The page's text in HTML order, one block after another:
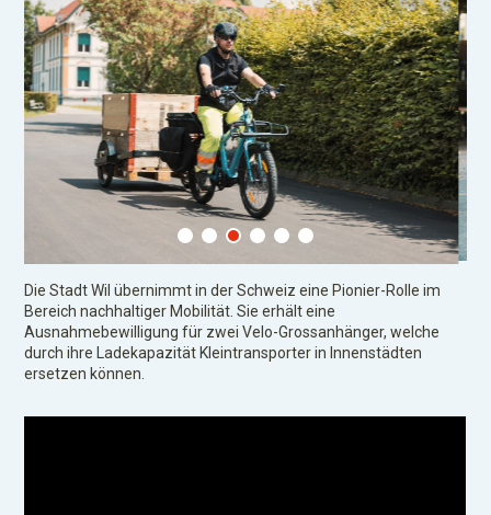
Die Stadt Wil übernimmt in der Schweiz eine Pionier-Rolle im
Bereich nachhaltiger Mobilität. Sie erhält eine
Ausnahmebewilligung für zwei Velo-Grossanhänger, welche
durch ihre Ladekapazität Kleintransporter in Innenstädten
ersetzen können.